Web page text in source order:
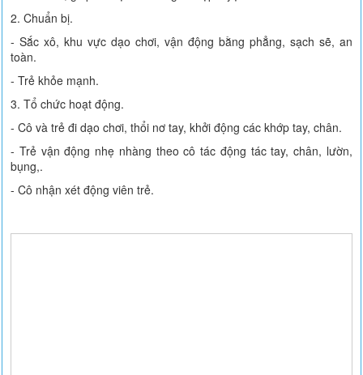
2. Chuẩn bị.
- Sắc xô, khu vực dạo chơi, vận động bằng phẳng, sạch sẽ, an
toàn.
- Trẻ khỏe mạnh.
3. Tổ chức hoạt động.
- Cô và trẻ đi dạo chơi, thổi nơ tay, khởi động các khớp tay, chân.
- Trẻ vận động nhẹ nhàng theo cô tác động tác tay, chân, lườn,
bụng,.
- Cô nhận xét động viên trẻ.